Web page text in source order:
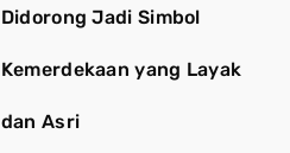
Didorong Jadi Simbol
Kemerdekaan yang Layak
dan Asri